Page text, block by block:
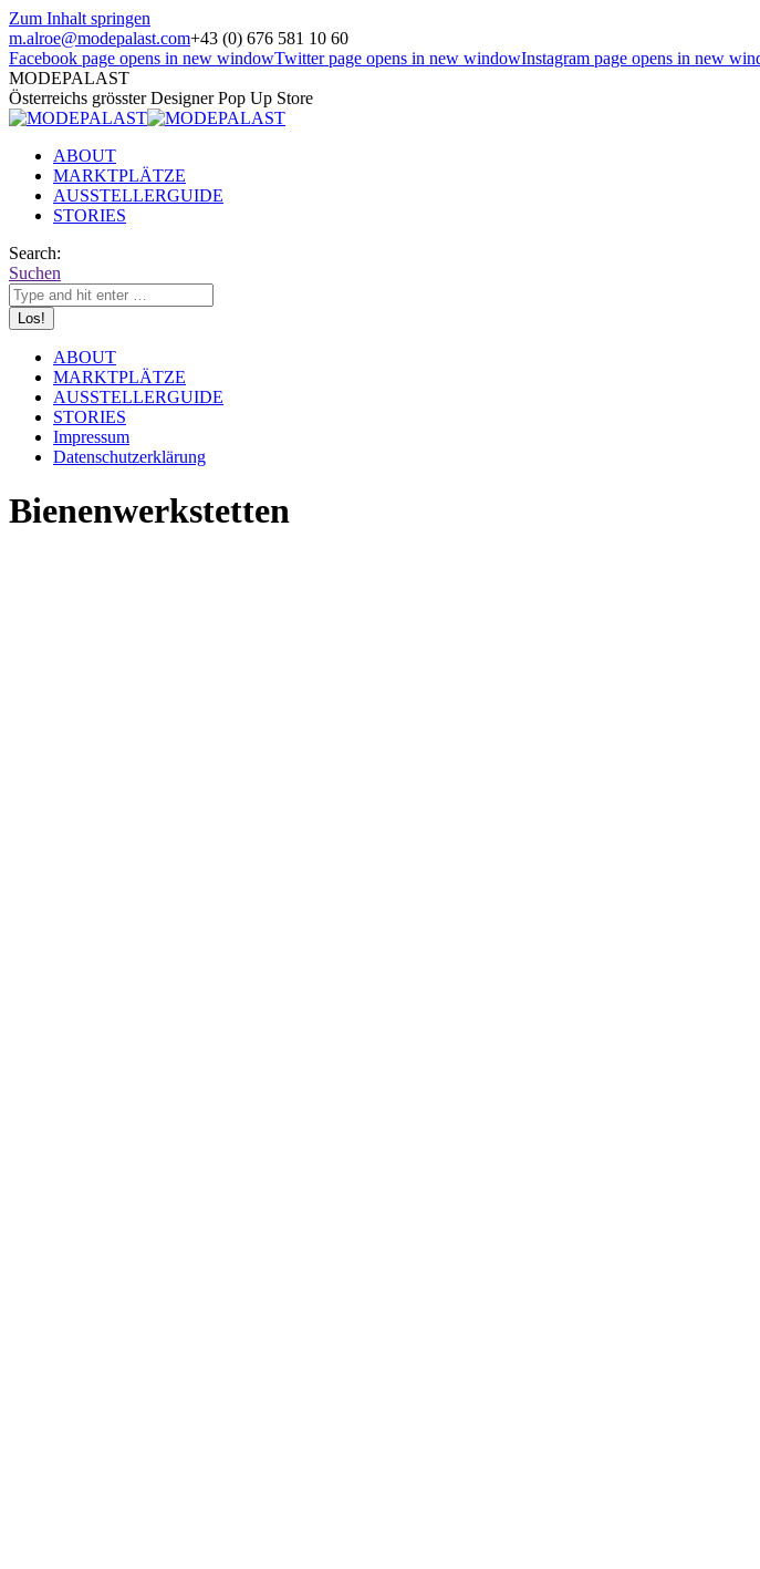
Zum Inhalt springen
m.alroe@modepalast.com+43 (0) 676 581 10 60
Facebook page opens in new windowTwitter page opens in new windowInstagram page opens in new
MODEPALAST
Österreichs grösster Designer Pop Up Store
ABOUT
MARKTPLÄTZE
AUSSTELLERGUIDE
STORIES
Search:
Suchen
ABOUT
MARKTPLÄTZE
AUSSTELLERGUIDE
STORIES
Impressum
Datenschutzerklärung
Bienenwerkstetten